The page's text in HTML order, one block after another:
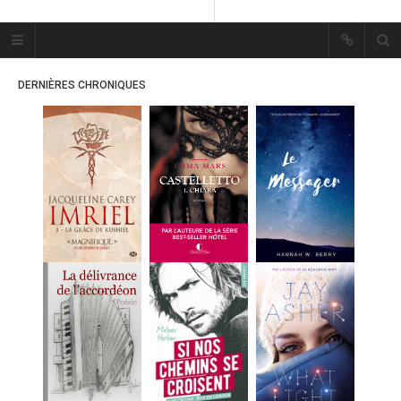
Plume Bleue
« Les mots sont les passants
« Les mots sont les passants
mystérieux de l’âme. »
ACCUEIL
LES PLUMES
MES FUTURES
LECTURES
MES CRITIQUES
MES ARTICLES
MARION
DERNIÈRES CHRONIQUES